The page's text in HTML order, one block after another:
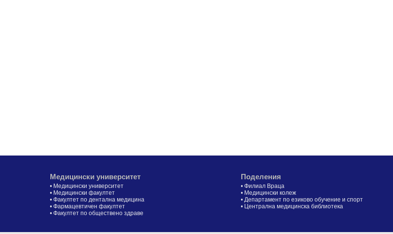
Медицински университет
• Медицински университет
• Медицински факултет
• Факултет по дентална медицина
• Фармацевтичен факултет
• Факултет по обществено здраве
Поделения
•Филиал Враца
• Медицински колеж
•Департамент по езиково обучение и спорт
• Централна медицинска библиотека